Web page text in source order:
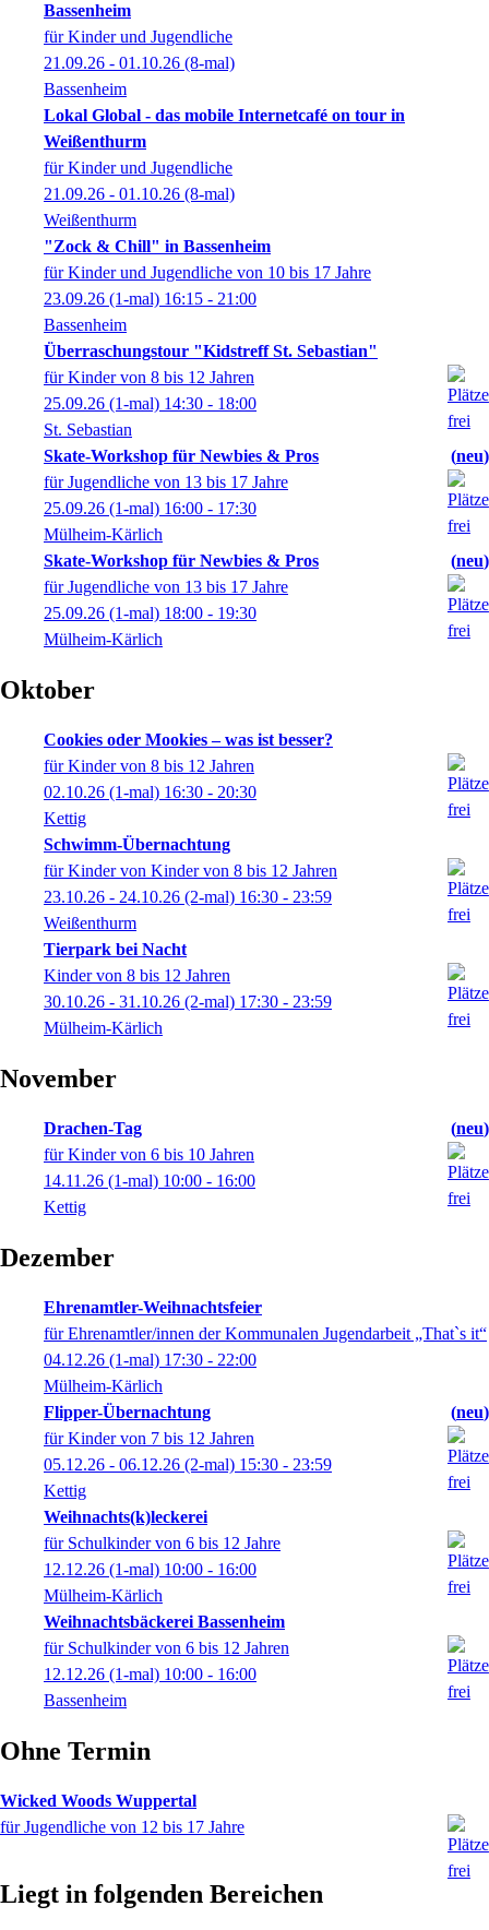
Bassenheim
für Kinder und Jugendliche
21.09.26 - 01.10.26 (8-mal)
Bassenheim
Lokal Global - das mobile Internetcafé on tour in
Weißenthurm
für Kinder und Jugendliche
21.09.26 - 01.10.26 (8-mal)
Weißenthurm
"Zock & Chill" in Bassenheim
für Kinder und Jugendliche von 10 bis 17 Jahre
23.09.26 (1-mal) 16:15 - 21:00
Bassenheim
Überraschungstour "Kidstreff St. Sebastian"
für Kinder von 8 bis 12 Jahren
25.09.26 (1-mal) 14:30 - 18:00
St. Sebastian
Skate-Workshop für Newbies & Pros
neu
für Jugendliche von 13 bis 17 Jahre
25.09.26 (1-mal) 16:00 - 17:30
Mülheim-Kärlich
Skate-Workshop für Newbies & Pros
neu
für Jugendliche von 13 bis 17 Jahre
25.09.26 (1-mal) 18:00 - 19:30
Mülheim-Kärlich
Oktober
Cookies oder Mookies – was ist besser?
für Kinder von 8 bis 12 Jahren
02.10.26 (1-mal) 16:30 - 20:30
Kettig
Schwimm-Übernachtung
für Kinder von Kinder von 8 bis 12 Jahren
23.10.26 - 24.10.26 (2-mal) 16:30 - 23:59
Weißenthurm
Tierpark bei Nacht
Kinder von 8 bis 12 Jahren
30.10.26 - 31.10.26 (2-mal) 17:30 - 23:59
Mülheim-Kärlich
November
Drachen-Tag
neu
für Kinder von 6 bis 10 Jahren
14.11.26 (1-mal) 10:00 - 16:00
Kettig
Dezember
Ehrenamtler-Weihnachtsfeier
für Ehrenamtler/innen der Kommunalen Jugendarbeit „That`s it“
04.12.26 (1-mal) 17:30 - 22:00
Mülheim-Kärlich
Flipper-Übernachtung
neu
für Kinder von 7 bis 12 Jahren
05.12.26 - 06.12.26 (2-mal) 15:30 - 23:59
Kettig
Weihnachts(k)leckerei
für Schulkinder von 6 bis 12 Jahre
12.12.26 (1-mal) 10:00 - 16:00
Mülheim-Kärlich
Weihnachtsbäckerei Bassenheim
für Schulkinder von 6 bis 12 Jahren
12.12.26 (1-mal) 10:00 - 16:00
Bassenheim
Ohne Termin
Wicked Woods Wuppertal
für Jugendliche von 12 bis 17 Jahre
Liegt in folgenden Bereichen